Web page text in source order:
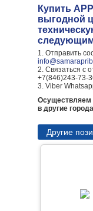
Купить
выгодной
1. Отправить
2. Связаться с
+7(846)243-73-
3. Viber
Осуществляем
в другие
Другие